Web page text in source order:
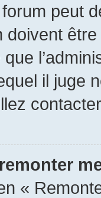
forum peut
il juge
«